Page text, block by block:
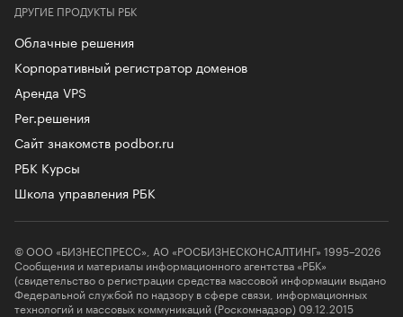
ДРУГИЕ ПРОДУКТЫ РБК
Облачные решения
Корпоративный регистратор доменов
Аренда VPS
Рег.решения
Сайт знакомств podbor.ru
РБК Курсы
Школа управления РБК
© ООО «БИЗНЕСПРЕСС», АО «РОСБИЗНЕСКОНСАЛТИНГ» 1995–2026
Сообщения и материалы информационного агентства «РБК»
(свидетельство о регистрации средства массовой информации выдано
Федеральной службой по надзору в сфере связи, информационных
технологий и массовых коммуникаций (Роскомнадзор) 09.12.2015